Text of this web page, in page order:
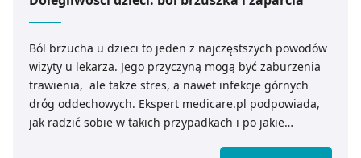
Ból brzucha u dzieci to jeden z najczęstszych powodów
wizyty u lekarza. Jego przyczyną mogą być zaburzenia
trawienia, ale także stres, a nawet infekcje górnych
dróg oddechowych. Ekspert medicare.pl podpowiada,
jak radzić sobie w takich przypadkach i po jakie